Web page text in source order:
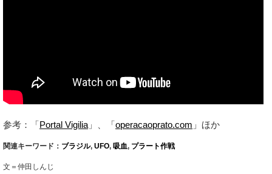
参考：「Portal Vigilia 」、「operacaoprato.com 」ほか
関連キーワード： ブラジル, UFO, 吸血, プラート作戦
文＝仲田しんじ